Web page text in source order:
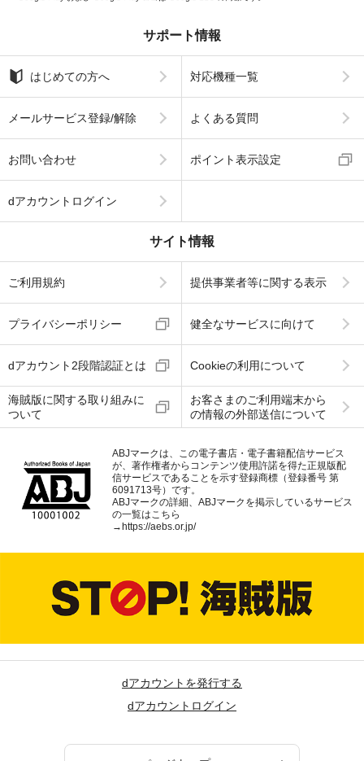
サポート情報
はじめての方へ 対応機種一覧
メールサービス登録/解除 よくある質問
お問い合わせ ポイント表示設定
dアカウントログイン
サイト情報
ご利用規約 提供事業者等に関する表示
プライバシーポリシー 健全なサービスに向けて
dアカウント2段階認証とは Cookieの利用について
海賊版に関する取り組みに
ついて
お客さまのご利用端末から
の情報の外部送信について
ABJマークは、この電子書店・電子書籍配信サービス
が、著作権者からコンテンツ使用許諾を得た正規版配
信サービスであることを示す登録商標（登録番号 第
6091713号）です。
ABJマークの詳細、ABJマークを掲示しているサービス
の一覧はこちら
→ https://aebs.or.jp/
dアカウントを発行する
dアカウントログイン